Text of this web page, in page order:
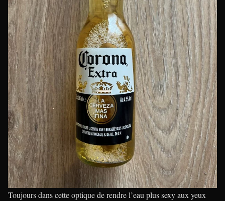
Toujours dans cette optique de rendre l’eau plus sexy aux yeux